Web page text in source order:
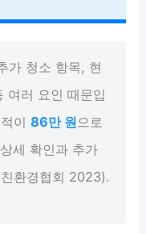
가 청소 항목, 현
여러 요인 때문입
이86만 원으로
세 확인과 추가
환경협회 2023).